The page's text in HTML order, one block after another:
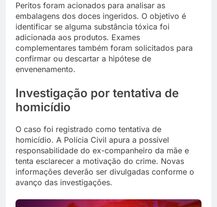
Peritos foram acionados para analisar as
embalagens dos doces ingeridos. O objetivo é
identificar se alguma substância tóxica foi
adicionada aos produtos. Exames
complementares também foram solicitados para
confirmar ou descartar a hipótese de
envenenamento.
Investigação por tentativa de
homicídio
O caso foi registrado como tentativa de
homicídio. A Polícia Civil apura a possível
responsabilidade do ex-companheiro da mãe e
tenta esclarecer a motivação do crime. Novas
informações deverão ser divulgadas conforme o
avanço das investigações.